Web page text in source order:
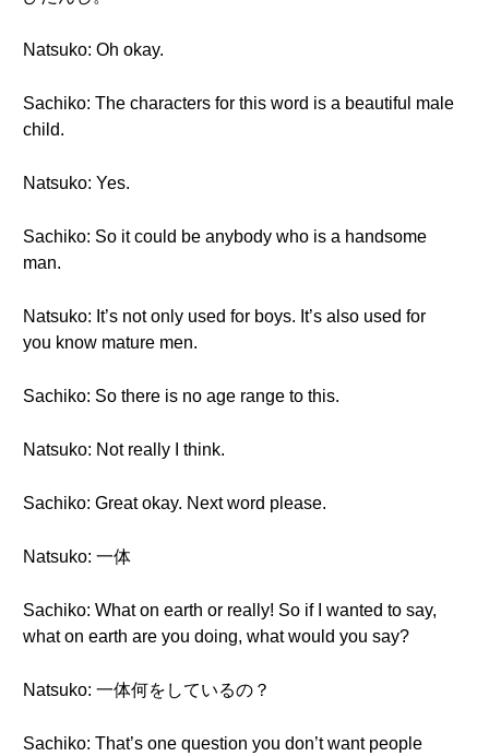
Natsuko: Oh okay.
Sachiko: The characters for this word is a beautiful male
child.
Natsuko: Yes.
Sachiko: So it could be anybody who is a handsome
man.
Natsuko: It’s not only used for boys. It’s also used for
you know mature men.
Sachiko: So there is no age range to this.
Natsuko: Not really I think.
Sachiko: Great okay. Next word please.
Natsuko: 一体
Sachiko: What on earth or really! So if I wanted to say,
what on earth are you doing, what would you say?
Natsuko: 一体何をしているの？
Sachiko: That’s one question you don’t want people